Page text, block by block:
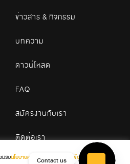
ข่าวสาร & กิจกรรม
บทความ
ดาวน์โหลด
FAQ
สมัครงานกับเรา
ติดต่อเรา
มรับนโยบายความเป็นส่วนตัว
ข้อกำหนดและ
Contact us